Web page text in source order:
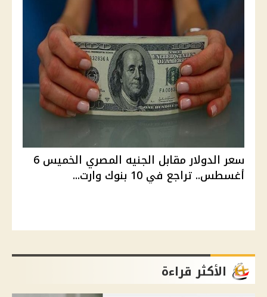
سعر الدولار مقابل الجنيه المصري الخميس 6
أغسطس.. تراجع في 10 بنوك وارت...
الأكثر قراءة